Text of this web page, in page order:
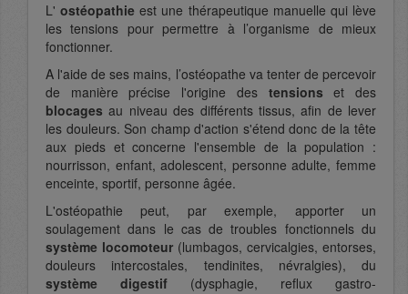
L'ostéopathie est une thérapeutique manuelle qui lève
les tensions pour permettre à l’organisme de mieux
fonctionner.
A l'aide de ses mains, l’ostéopathe va tenter de percevoir
de manière précise l'origine des tensions et des
blocages au niveau des différents tissus, afin de lever
les douleurs. Son champ d'action s'étend donc de la tête
aux pieds et concerne l'ensemble de la population :
nourrisson, enfant, adolescent, personne adulte, femme
enceinte, sportif, personne âgée.
L'ostéopathie peut, par exemple, apporter un
soulagement dans le cas de troubles fonctionnels du
système locomoteur (lumbagos, cervicalgies, entorses,
douleurs intercostales, tendinites, névralgies), du
système digestif (dysphagie, reflux gastro-